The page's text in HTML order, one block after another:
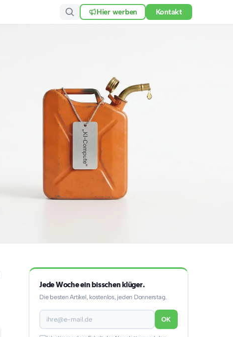
Hier werben Kontakt
Jede Woche ein bisschen klüger.
Die besten Artikel, kostenlos, jeden Donnerstag.
OK